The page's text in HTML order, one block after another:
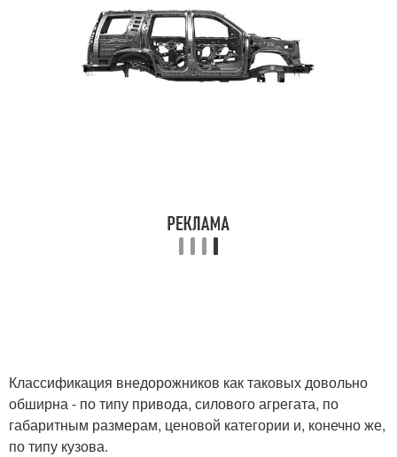
Классификация внедорожников как таковых довольно
обширна - по типу привода, силового агрегата, по
габаритным размерам, ценовой категории и, конечно же,
по типу кузова.